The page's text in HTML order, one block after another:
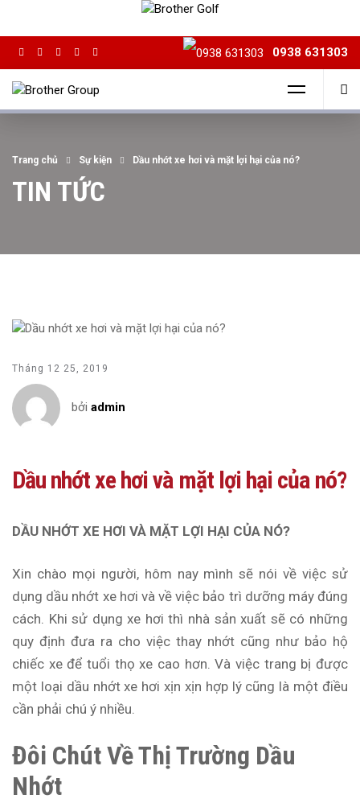
0938 631303
Trang chủ Sự kiện Dầu nhớt xe hơi và mặt lợi hại của nó?
TIN TỨC
Tháng 12 25, 2019
bởi admin
Dầu nhớt xe hơi và mặt lợi hại của nó?
DẦU NHỚT XE HƠI VÀ MẶT LỢI HẠI CỦA NÓ?
Xin chào mọi người, hôm nay mình sẽ nói về việc sử
dụng dầu nhớt xe hơi và về việc bảo trì dưỡng máy đúng
cách. Khi sử dụng xe hơi thì nhà sản xuất sẽ có những
quy định đưa ra cho việc thay nhớt cũng như bảo hộ
chiếc xe để tuổi thọ xe cao hơn. Và việc trang bị được
một loại dầu nhớt xe hơi xịn xịn hợp lý cũng là một điều
cần phải chú ý nhiều.
Đôi Chút Về Thị Trường Dầu
Nhớt